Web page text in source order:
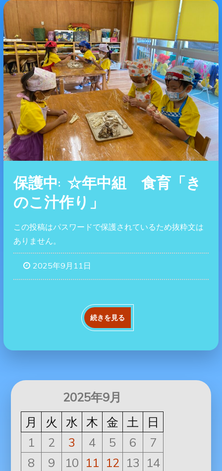
保護中: ☆年中組 食育「き
のこ汁作り」
この投稿はパスワードで保護されているため抜粋文は
ありません。
2025年9月11日
続きを見る
2025年9月
月
火 水 木 金 土
日
1
2 3 4 5 6
7
8
9 10 11 12 13 14